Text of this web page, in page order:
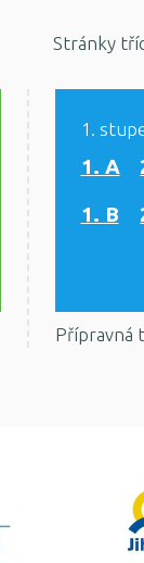
Stránky
1.
1. A
1. B
Přípravná